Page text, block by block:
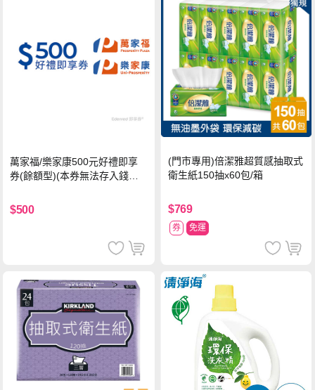
萬家福/樂家康500元好禮即享
券(餘額型)(本券無法存入錢包
$500
(門市專用)倍潔雅超質感抽取式
衛生紙150抽x60包/箱
$769
券 免運